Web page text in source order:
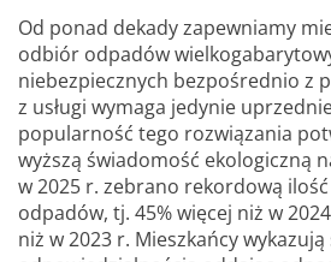
Od ponad dekady zapewniamy
odbiór odpadów
niebezpiecznych bezpośrednio z
z usługi wymaga jedynie
popularność tego rozwiązania
wyższą świadomość ekologiczną
w 2025 r. zebrano rekordową
odpadów, tj. 45% więcej niż w
niż w 2023 r. Mieszkańcy